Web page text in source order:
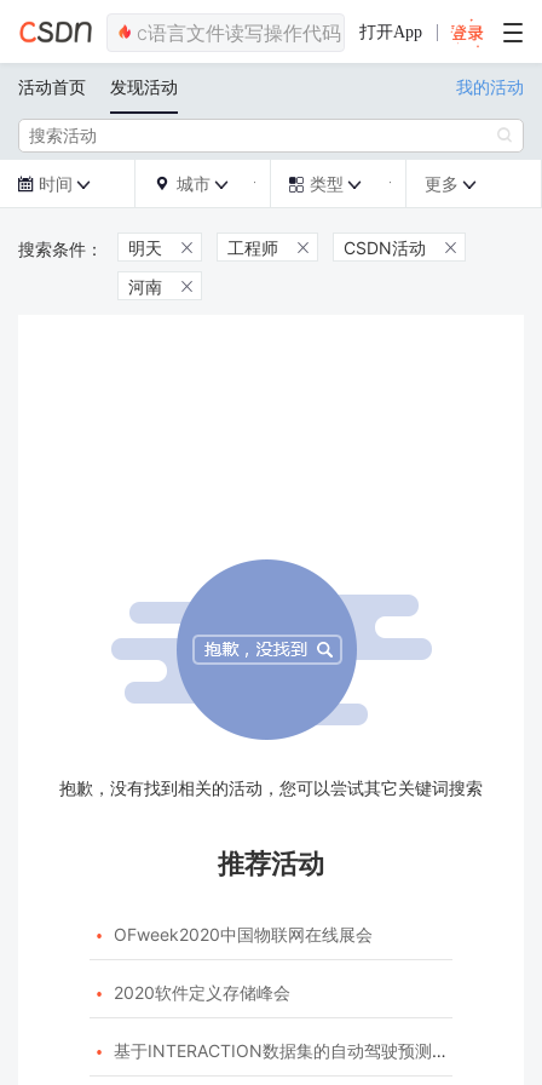
打开App
活动首页 发现活动 我的活动

 时间   城市   类型  更多 
明天  工程师  CSDN活动 
河南 
抱歉，没有找到相关的活动，您可以尝试其它关键词搜索
推荐活动
 OFweek2020中国物联网在线展会
 2020软件定义存储峰会
 基于INTERACTION数据集的自动驾驶预测模型挑战赛